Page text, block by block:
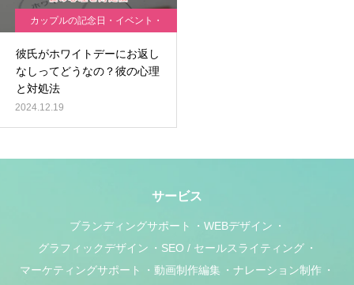
カップルの記念日・イベント・
彼氏がホワイトデーにお返し
なしってどうなの？彼の心理
と対処法
2024.12.19
サービス
ブランディングサポート
WEBデザイン
グラフィックデザイン
SEO / セールスライティング
マーケティングサポート
動画制作編集
ナレーション制作